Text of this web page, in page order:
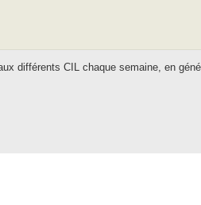
différents CIL chaque semaine, en